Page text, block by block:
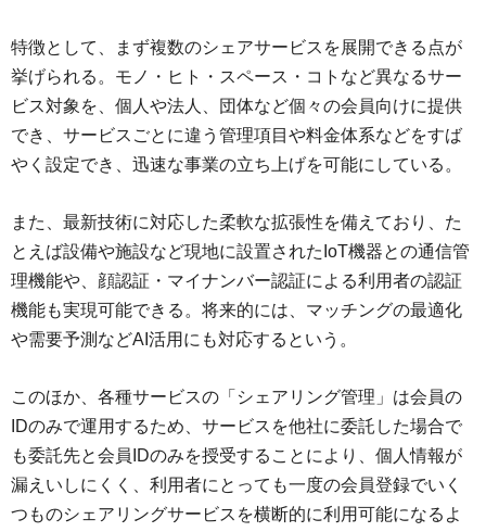
特徴として、まず複数のシェアサービスを展開できる点が
挙げられる。モノ・ヒト・スペース・コトなど異なるサー
ビス対象を、個人や法人、団体など個々の会員向けに提供
でき、サービスごとに違う管理項目や料金体系などをすば
やく設定でき、迅速な事業の立ち上げを可能にしている。
また、最新技術に対応した柔軟な拡張性を備えており、た
とえば設備や施設など現地に設置されたIoT機器との通信管
理機能や、顔認証・マイナンバー認証による利用者の認証
機能も実現可能できる。将来的には、マッチングの最適化
や需要予測などAI活用にも対応するという。
このほか、各種サービスの「シェアリング管理」は会員の
IDのみで運用するため、サービスを他社に委託した場合で
も委託先と会員IDのみを授受することにより、個人情報が
漏えいしにくく、利用者にとっても一度の会員登録でいく
つものシェアリングサービスを横断的に利用可能になるよ